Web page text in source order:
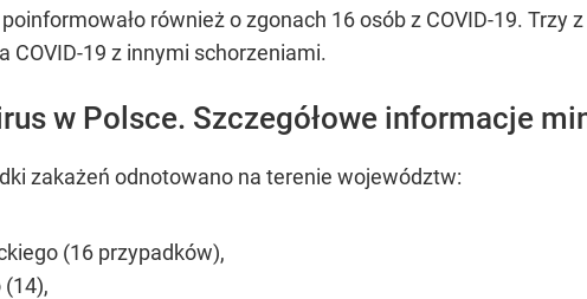
również o zgonach 16 osób z COVID-19. Trzy
COVID-19 z innymi schorzeniami.
w Polsce. Szczegółowe informacje
zakażeń odnotowano na terenie województw:
(16 przypadków),
(14),